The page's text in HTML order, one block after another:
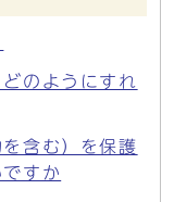
のようにすれ
含む）を保護
すか